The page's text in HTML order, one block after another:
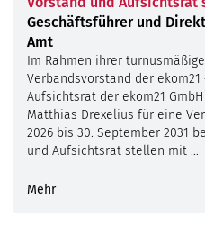
Geschäftsführer und
Amt
Im Rahmen ihrer
Verbandsvorstand der ekom21
Aufsichtsrat der ekom21
Matthias Drexelius für eine
2026 bis 30. September 2031
und Aufsichtsrat stellen mit …
Mehr